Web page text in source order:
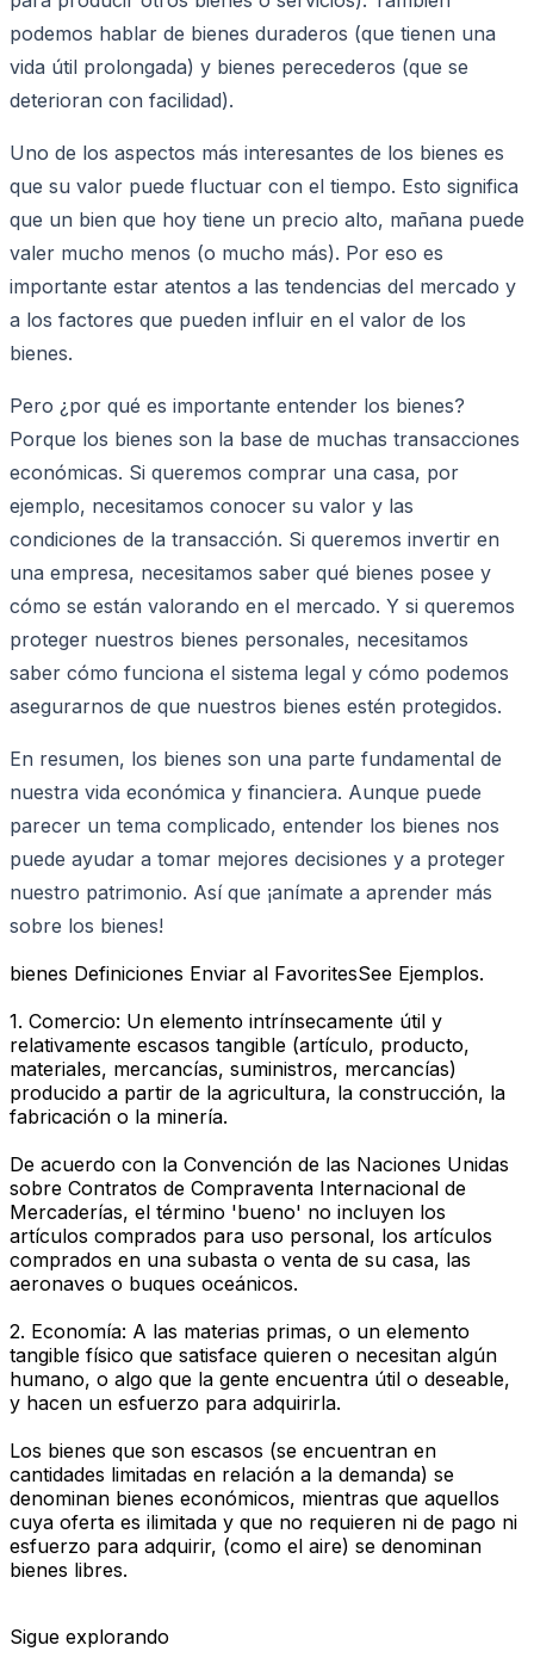
podemos hablar de bienes duraderos (que tienen una
vida útil prolongada) y bienes perecederos (que se
deterioran con facilidad).
Uno de los aspectos más interesantes de los bienes es
que su valor puede fluctuar con el tiempo. Esto significa
que un bien que hoy tiene un precio alto, mañana puede
valer mucho menos (o mucho más). Por eso es
importante estar atentos a las tendencias del mercado y
a los factores que pueden influir en el valor de los
bienes.
Pero ¿por qué es importante entender los bienes?
Porque los bienes son la base de muchas transacciones
económicas. Si queremos comprar una casa, por
ejemplo, necesitamos conocer su valor y las
condiciones de la transacción. Si queremos invertir en
una empresa, necesitamos saber qué bienes posee y
cómo se están valorando en el mercado. Y si queremos
proteger nuestros bienes personales, necesitamos
saber cómo funciona el sistema legal y cómo podemos
asegurarnos de que nuestros bienes estén protegidos.
En resumen, los bienes son una parte fundamental de
nuestra vida económica y financiera. Aunque puede
parecer un tema complicado, entender los bienes nos
puede ayudar a tomar mejores decisiones y a proteger
nuestro patrimonio. Así que ¡anímate a aprender más
sobre los bienes!
bienes Definiciones Enviar al FavoritesSee Ejemplos.
1. Comercio: Un elemento intrínsecamente útil y
relativamente escasos tangible (artículo, producto,
materiales, mercancías, suministros, mercancías)
producido a partir de la agricultura, la construcción, la
fabricación o la minería.
De acuerdo con la Convención de las Naciones Unidas
sobre Contratos de Compraventa Internacional de
Mercaderías, el término 'bueno' no incluyen los
artículos comprados para uso personal, los artículos
comprados en una subasta o venta de su casa, las
aeronaves o buques oceánicos.
2. Economía: A las materias primas, o un elemento
tangible físico que satisface quieren o necesitan algún
humano, o algo que la gente encuentra útil o deseable,
y hacen un esfuerzo para adquirirla.
Los bienes que son escasos (se encuentran en
cantidades limitadas en relación a la demanda) se
denominan bienes económicos, mientras que aquellos
cuya oferta es ilimitada y que no requieren ni de pago ni
esfuerzo para adquirir, (como el aire) se denominan
bienes libres.
Sigue explorando